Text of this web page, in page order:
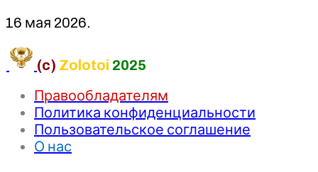
16 мая 2026.
(c) Zolotoi 2025
Правообладателям
Политика конфиденциальности
Пользовательское соглашение
О нас